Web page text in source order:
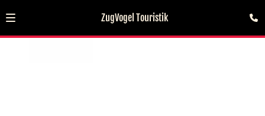
ZugVogel Touristik